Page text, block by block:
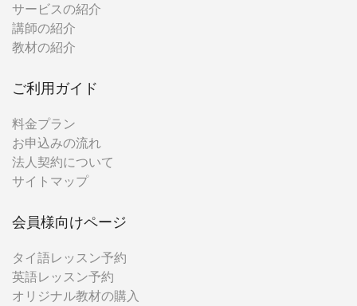
サービスの紹介
講師の紹介
教材の紹介
ご利用ガイド
料金プラン
お申込みの流れ
法人契約について
サイトマップ
会員様向けページ
タイ語レッスン予約
英語レッスン予約
オリジナル教材の購入